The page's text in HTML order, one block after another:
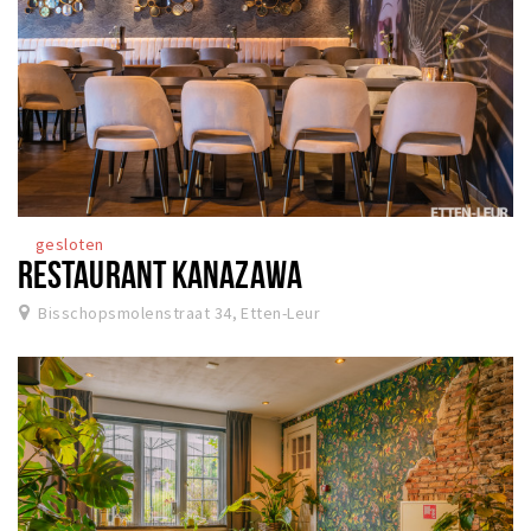
gesloten
RESTAURANT KANAZAWA
Bisschopsmolenstraat 34, Etten-Leur